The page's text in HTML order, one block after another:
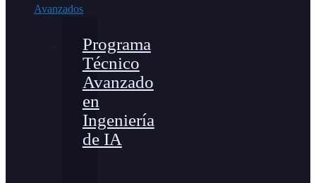
Avanzados
Programa
Técnico
Avanzado
en
Ingeniería
de IA